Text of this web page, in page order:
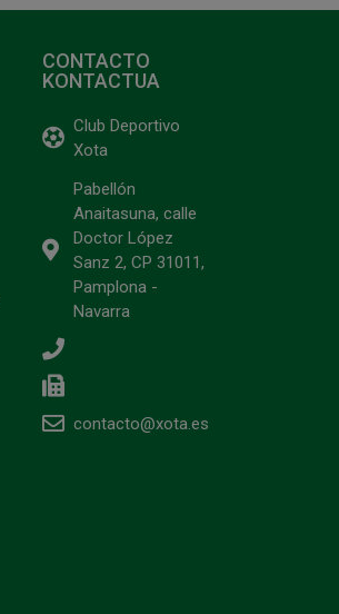
CONTACTO
KONTACTUA
Club Deportivo
Xota
Pabellón
Anaitasuna, calle
Doctor López
Sanz 2, CP 31011,
Pamplona -
Navarra
contacto@xota.es